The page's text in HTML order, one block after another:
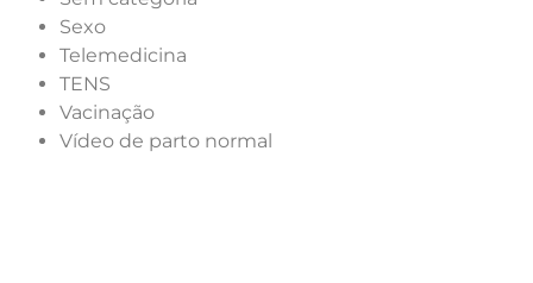
Sexo
Telemedicina
TENS
Vacinação
Vídeo de parto normal